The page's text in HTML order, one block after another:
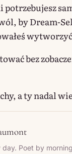
by Dream-
bez
a ty nadal
day. Poet by